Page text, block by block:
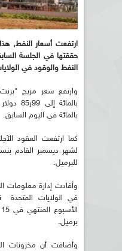
ارتفعت أسعار النفط,
حققتها في الجلسة
النفط والوقود في
بالمائة في اليوم السابق.
كما ارتفعت العقود
للبرميل.
وأفادت إدارة معلومات
برميل.